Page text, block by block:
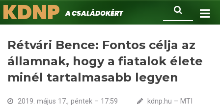
Ugrás
a
Keresés
KDNPA családokért.
Rétvári Bence: Fontos célja az
államnak, hogy a fiatalok élete
minél tartalmasabb legyen
2019. május 17., péntek – 17:59 kdnp.hu – MTI